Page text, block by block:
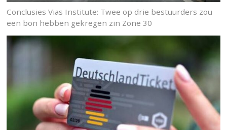
Conclusies Vias Institute: Twee op drie bestuurders zou
een bon hebben gekregen zin Zone 30